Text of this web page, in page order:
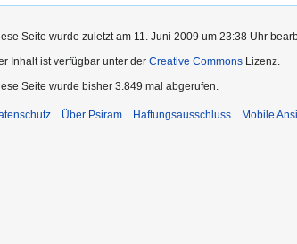
Seite wurde zuletzt am 11. Juni 2009 um 23:38 Uhr
Inhalt ist verfügbar unter der Creative Commons Lizenz.
Seite wurde bisher 3.849 mal abgerufen.
Über Psiram Haftungsausschluss Mobile